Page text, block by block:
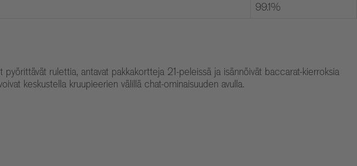
99.1%
rulettia, antavat pakkakortteja 21-peleissä ja isännöivät baccarat-kierroksia
keskustella kruupieerien välillä chat-ominaisuuden avulla.